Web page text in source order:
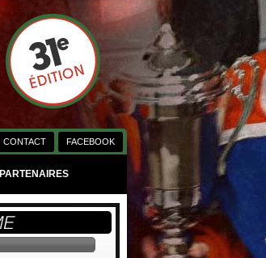
FACEBOOK
CONTACT
PARTENAIRES